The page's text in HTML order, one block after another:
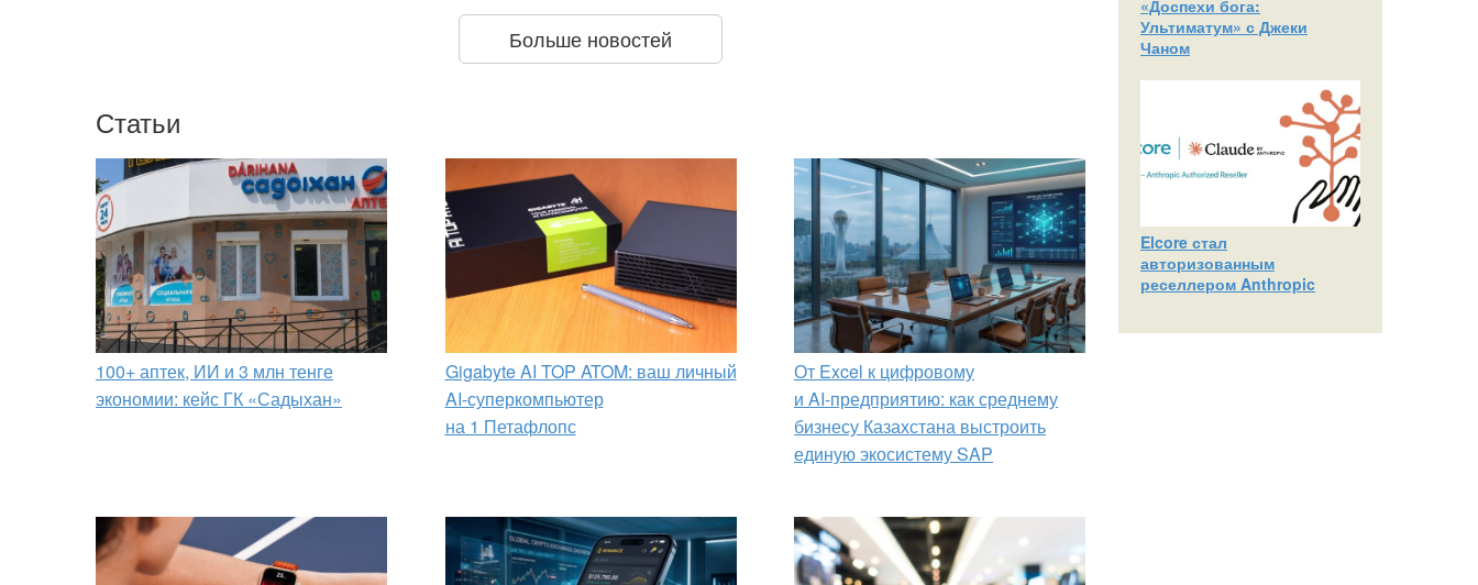
Больше новостей
Статьи
100+ аптек, ИИ и 3 млн тенге
экономии: кейс ГК «Садыхан»
Gigabyte AI TOP ATOM: ваш личный
AI-суперкомпьютер
на 1 Петафлопс
От Excel к цифровому
и AI‑предприятию: как среднему
бизнесу Казахстана выстроить
единую экосистему SAP
«Доспехи бога:
Ультиматум» с Джеки
Чаном
Elcore стал
авторизованным
реселлером Anthropic